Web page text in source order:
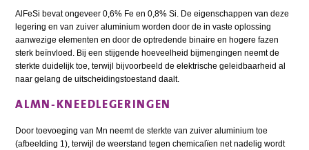
AlFeSi bevat ongeveer 0,6% Fe en 0,8% Si. De eigenschappen van deze
legering en van zuiver aluminium worden door de in vaste oplossing
aanwezige elementen en door de optredende binaire en hogere fazen
sterk beïnvloed. Bij een stijgende hoeveelheid bijmengingen neemt de
sterkte duidelijk toe, terwijl bijvoorbeeld de elektrische geleidbaarheid al
naar gelang de uitscheidingstoestand daalt.
ALMN-KNEEDLEGERINGEN
Door toevoeging van Mn neemt de sterkte van zuiver aluminium toe
(afbeelding 1), terwijl de weerstand tegen chemicalïen net nadelig wordt